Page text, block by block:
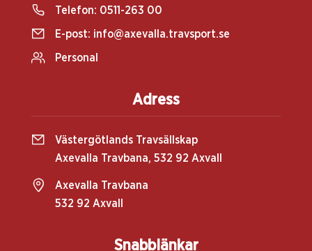
Snabblänkar
Telefon: 0511-263 00
E-post: info@axevalla.travsport.se
Personal
Adress
Västergötlands Travsällskap
Axevalla Travbana, 532 92 Axvall
Axevalla Travbana
532 92 Axvall